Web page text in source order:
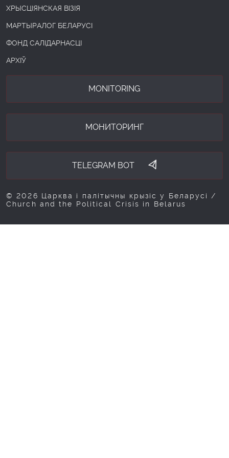
ХРЫСЦІЯНСКАЯ ВІЗІЯ
МАРТЫРАЛОГ БЕЛАРУСІ
ФОНД САЛІДАРНАСЦІ
АРХІЎ
MONITORING
МОНИТОРИНГ
TELEGRAM BOT
© 2026 Царква і палітычны крызіс у Беларусі /
Church and the Political Crisis in Belarus